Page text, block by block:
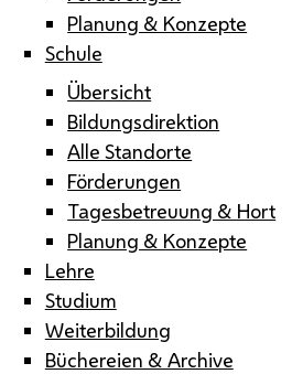
Planung & Konzepte
Schule
Übersicht
Bildungsdirektion
Alle Standorte
Förderungen
Tagesbetreuung & Hort
Planung & Konzepte
Lehre
Studium
Weiterbildung
Büchereien & Archive